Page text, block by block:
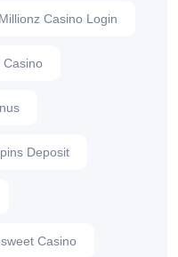
Millionz Casino Login
Casino
Deposit
Casino